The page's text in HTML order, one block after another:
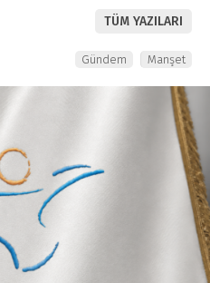
TÜM YAZILARI
Gündem Manşet